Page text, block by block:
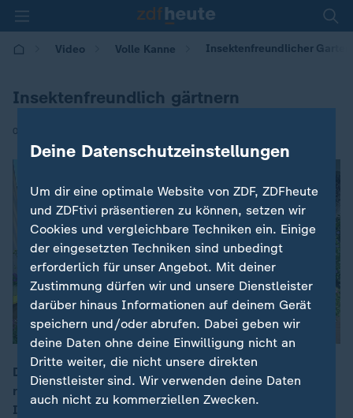
Video Volle Kanne Insektenfreundlicher
Insektenfreundlich gärtnern
08.06.2026 | 09:05
00:15
Den eigenen Garten naturnah gestalten: Wer Stauden
richtig pflanzt und vermehrt, schafft Lebensraum für
Insekten. Welche Pflanzen wirklich helfen und warum
Deine Datenschutzeinstellungen
Um dir eine optimale Website von ZDF, ZDFheute
und ZDFtivi präsentieren zu können, setzen wir
Cookies und vergleichbare Techniken ein. Einige
der eingesetzten Techniken sind unbedingt
erforderlich für unser Angebot. Mit deiner
Zustimmung dürfen wir und unsere Dienstleister
darüber hinaus Informationen auf deinem Gerät
speichern und/oder abrufen. Dabei geben wir
deine Daten ohne deine Einwilligung nicht an
Dritte weiter, die nicht unsere direkten
Dienstleister sind. Wir verwenden deine Daten
auch nicht zu kommerziellen Zwecken.